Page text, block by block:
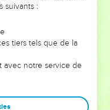
les doutes, les erreurs
alors même que ce
et responsables
afin que leurs erreurs
suivants :
tiers tels que de la
avec notre service de